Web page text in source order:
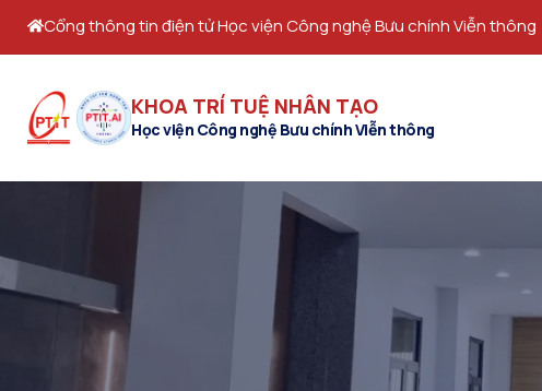
Cổng thông tin điện tử Học viện Công nghệ Bưu chính Viễn thông
KHOA TRÍ TUỆ NHÂN TẠO
Học viện Công nghệ Bưu chính Viễn thông